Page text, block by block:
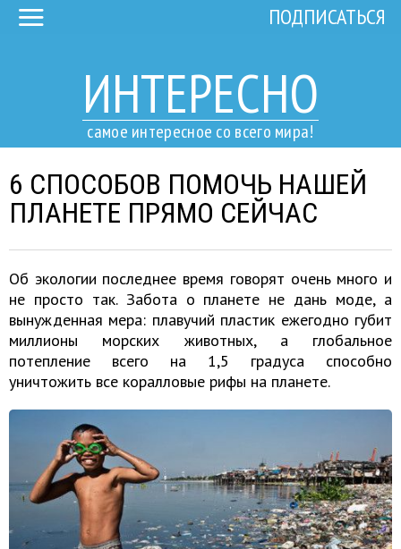
ИНТЕРЕСНО
самое интересное со всего мира!
ПОДПИСАТЬСЯ
6 СПОСОБОВ ПОМОЧЬ НАШЕЙ
ПЛАНЕТЕ ПРЯМО СЕЙЧАС
Об экологии последнее время говорят очень много и
не просто так. Забота о планете не дань моде, а
вынужденная мера: плавучий пластик ежегодно губит
миллионы морских животных, а глобальное
потепление всего на 1,5 градуса способно
уничтожить все коралловые рифы на планете.